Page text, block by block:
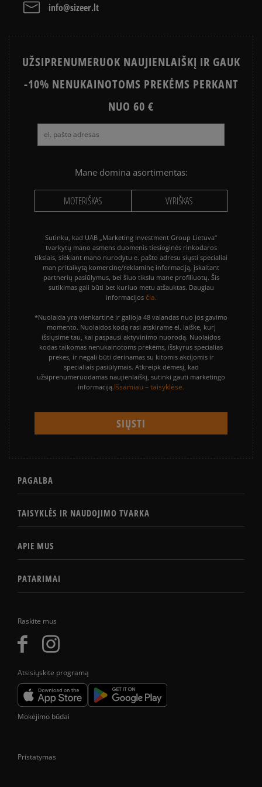
PUMA PALERMO PUMA SPEEDCAT
NEW BALANCE 740 NIKE BLAZER
NEW BALANCE 9060 SALOMON EVR
VANS KNU SKOOL VANS OLD SKOOL
info@sizeer.lt
Raskite mus
Atsisiųskite programą
UŽSIPRENUMERUOK NAUJIENLAIŠKĮ IR GAUK
-10% NENUKAINOTOMS PREKĖMS PERKANT
NUO 60 €
Mane domina asortimentas:
MOTERIŠKAS VYRIŠKAS
Sutinku, kad UAB „Marketing Investment Group Lietuva“
tvarkytų mano asmens duomenis tiesioginės rinkodaros
tikslais, siekiant mano nurodytu e. pašto adresu siųsti specialiai
man pritaikytą komercinę/reklaminę informaciją, įskaitant
partnerių pasiūlymus, bei šiuo tikslu mane profiliuotų. Šis
sutikimas gali būti bet kuriuo metu atšauktas. Daugiau
informacijos čia.
*Nuolaida yra vienkartinė ir galioja 48 valandas nuo jos gavimo
momento. Nuolaidos kodą rasi atskirame el. laiške, kurį
išsiųsime tau, kai paspausi aktyvinimo nuorodą. Nuolaidos
kodas taikomas nenukainotoms prekėms, išskyrus specialias
prekes, ir negali būti derinamas su kitomis akcijomis ir
specialiais pasiūlymais. Atkreipk dėmesį, kad
užsiprenumeruodamas naujienlaiškį, sutinki gauti marketingo
informaciją.Išsamiau – taisyklėse.
PAGALBA
TAISYKLĖS IR NAUDOJIMO TVARKA
APIE MUS
PATARIMAI
Mokėjimo būdai
Pristatymas